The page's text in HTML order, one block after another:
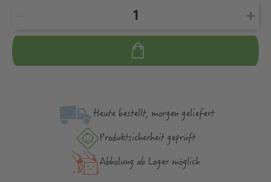
Heute bestellt, morgen geliefert
Produktsicher­heit geprüft
Abholung ab Lager möglich